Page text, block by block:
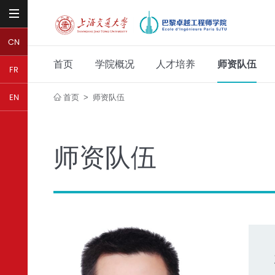
CN
FR
EN
首页 学院概况 人才培养 师资队伍
首页 > 师资队伍
师资队伍